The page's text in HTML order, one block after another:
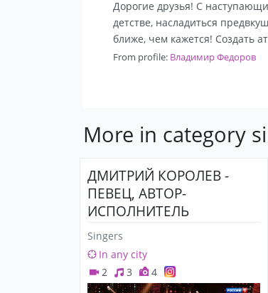
Дорогие друзья! С
детстве, насладиться
ближе, чем кажется! Создать
From profile: Владимир Федоров
More in category
ДМИТРИЙ КОРОЛЕВ -
ПЕВЕЦ, АВТОР-
ИСПОЛНИТЕЛЬ
ЛИРИЧЕСКОГО
ШАНСОНА
Singers
In any city
2
3 4